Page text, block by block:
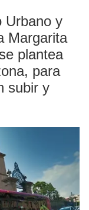
Urbano y
Margarita
plantea
para
subir y